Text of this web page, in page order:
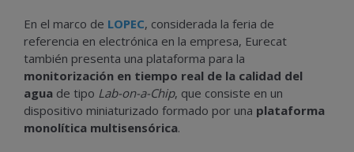
En el marco de LOPEC, considerada la feria de
referencia en electrónica en la empresa, Eurecat
también presenta una plataforma para la
monitorización en tiempo real de la calidad del
agua de tipo Lab-on-a-Chip, que consiste en un
dispositivo miniaturizado formado por una plataforma
monolítica multisensórica.